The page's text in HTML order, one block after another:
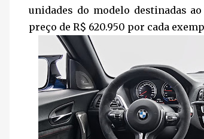
unidades do modelo destinadas
preço de R$ 620.950 por cada